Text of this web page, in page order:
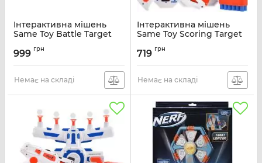
Інтерактивна мішень
Same Toy Battle Target
999 грн
Немає на складі
Інтерактивна мішень
Same Toy Scoring Target
719 грн
Немає на складі